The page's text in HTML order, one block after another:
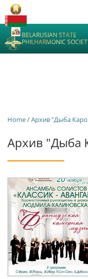
BELARUSIAN STATE
PHILHARMONIC
Home/Архив "Дыба
Архив "Дыба